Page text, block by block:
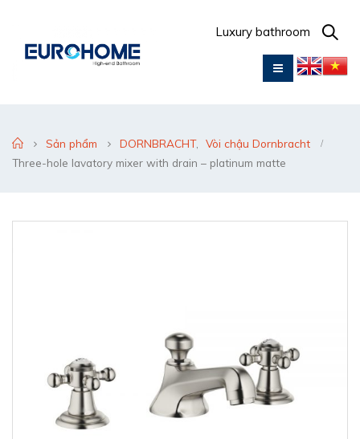
Luxury bathroom
Sản phẩm DORNBRACHT,
Vòi chậu Dornbracht
Three-hole lavatory mixer with drain – platinum matte